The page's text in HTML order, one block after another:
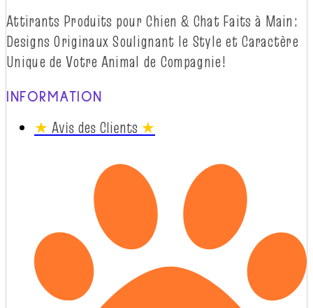
Attirants Produits pour Chien & Chat Faits à Main:
Designs Originaux Soulignant le Style et Caractère
Unique de Votre Animal de Compagnie!
INFORMATION
★ Avis des Clients ★